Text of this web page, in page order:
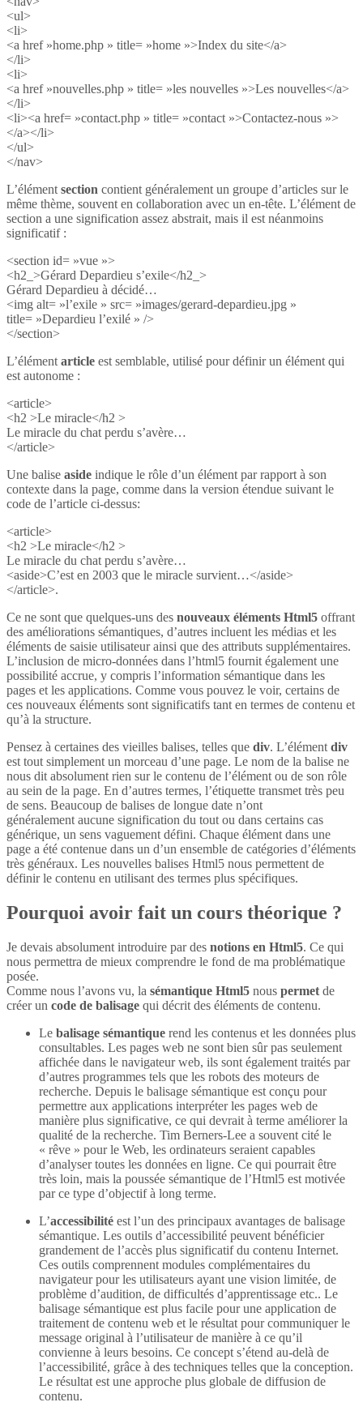
<ul>
<li>
<a href »home.php » title= »home »>Index du site</a>
</li>
<li>
<a href »nouvelles.php » title= »les nouvelles »>Les nouvelles</a>
</li>
<li><a href= »contact.php » title= »contact »>Contactez-nous »>
</a></li>
</ul>
</nav>
L’élément section contient généralement un groupe d’articles sur le
même thème, souvent en collaboration avec un en-tête. L’élément de
section a une signification assez abstrait, mais il est néanmoins
significatif :
<section id= »vue »>
<h2_>Gérard Depardieu s’exile</h2_>
Gérard Depardieu à décidé…
<img alt= »l’exile » src= »images/gerard-depardieu.jpg »
title= »Depardieu l’exilé » />
</section>
L’élément article est semblable, utilisé pour définir un élément qui
est autonome :
<article>
<h2 >Le miracle</h2 >
Le miracle du chat perdu s’avère…
</article>
Une balise aside indique le rôle d’un élément par rapport à son
contexte dans la page, comme dans la version étendue suivant le
code de l’article ci-dessus:
<article>
<h2 >Le miracle</h2 >
Le miracle du chat perdu s’avère…
<aside>C’est en 2003 que le miracle survient…</aside>
</article>.
Ce ne sont que quelques-uns des nouveaux éléments Html5 offrant
des améliorations sémantiques, d’autres incluent les médias et les
éléments de saisie utilisateur ainsi que des attributs supplémentaires.
L’inclusion de micro-données dans l’html5 fournit également une
possibilité accrue, y compris l’information sémantique dans les
pages et les applications. Comme vous pouvez le voir, certains de
ces nouveaux éléments sont significatifs tant en termes de contenu et
qu’à la structure.
Pensez à certaines des vieilles balises, telles que div. L’élément div
est tout simplement un morceau d’une page. Le nom de la balise ne
nous dit absolument rien sur le contenu de l’élément ou de son rôle
au sein de la page. En d’autres termes, l’étiquette transmet très peu
de sens. Beaucoup de balises de longue date n’ont
généralement aucune signification du tout ou dans certains cas
générique, un sens vaguement défini. Chaque élément dans une
page a été contenue dans un d’un ensemble de catégories d’éléments
très généraux. Les nouvelles balises Html5 nous permettent de
définir le contenu en utilisant des termes plus spécifiques.
Pourquoi avoir fait un cours théorique ?
Je devais absolument introduire par des notions en Html5. Ce qui
nous permettra de mieux comprendre le fond de ma problématique
posée.
Comme nous l’avons vu, la sémantique Html5 nous permet de
créer un code de balisage qui décrit des éléments de contenu.
Le balisage sémantique rend les contenus et les données plus
consultables. Les pages web ne sont bien sûr pas seulement
affichée dans le navigateur web, ils sont également traités par
d’autres programmes tels que les robots des moteurs de
recherche. Depuis le balisage sémantique est conçu pour
permettre aux applications interpréter les pages web de
manière plus significative, ce qui devrait à terme améliorer la
qualité de la recherche. Tim Berners-Lee a souvent cité le
« rêve » pour le Web, les ordinateurs seraient capables
d’analyser toutes les données en ligne. Ce qui pourrait être
très loin, mais la poussée sémantique de l’Html5 est motivée
par ce type d’objectif à long terme.
L’accessibilité est l’un des principaux avantages de balisage
sémantique. Les outils d’accessibilité peuvent bénéficier
grandement de l’accès plus significatif du contenu Internet.
Ces outils comprennent modules complémentaires du
navigateur pour les utilisateurs ayant une vision limitée, de
problème d’audition, de difficultés d’apprentissage etc.. Le
balisage sémantique est plus facile pour une application de
traitement de contenu web et le résultat pour communiquer le
message original à l’utilisateur de manière à ce qu’il
convienne à leurs besoins. Ce concept s’étend au-delà de
l’accessibilité, grâce à des techniques telles que la conception.
Le résultat est une approche plus globale de diffusion de
contenu.